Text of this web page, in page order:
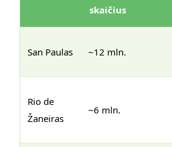
skaičius
San Paulas ~12 mln.
Rio de
Žaneiras
~6 mln.